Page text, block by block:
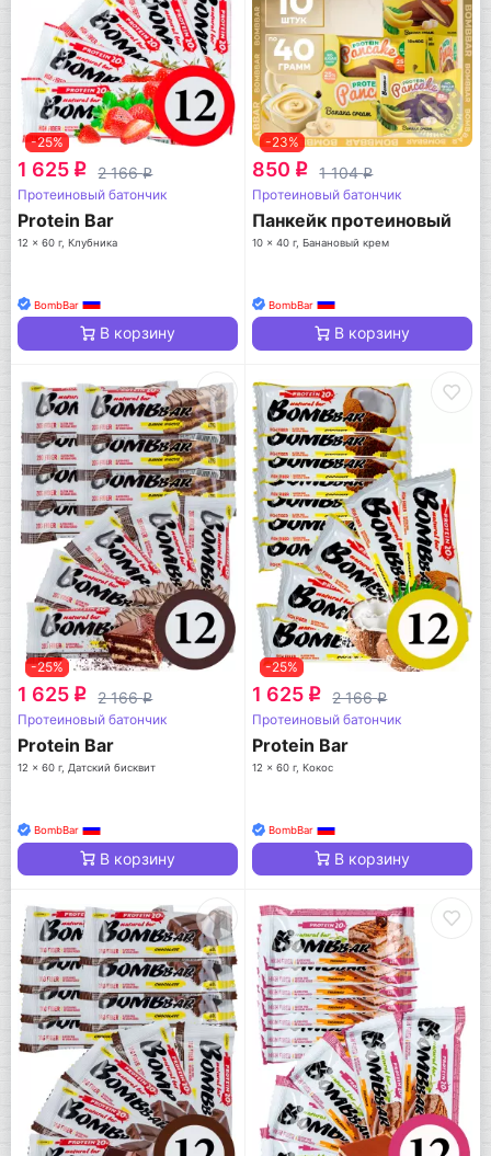
-25%
1 625 q 2 166q
Протеиновый батончик
Protein Bar
12 x 60 г, Клубника
BombBar
В корзину
-23%
850 q 1 104q
Протеиновый батончик
Панкейк протеиновый
10 x 40 г, Банановый крем
BombBar
В корзину
-25%
1 625 q 2 166q
Протеиновый батончик
Protein Bar
12 x 60 г, Датский бисквит
BombBar
В корзину
-25%
1 625 q 2 166q
Протеиновый батончик
Protein Bar
12 x 60 г, Кокос
BombBar
В корзину